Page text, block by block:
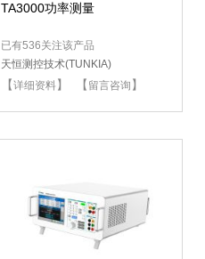
TA3000功率测量
已有536关注该产品
天恒测控技术(TUNKIA)
【详细资料】 【 留言咨询 】